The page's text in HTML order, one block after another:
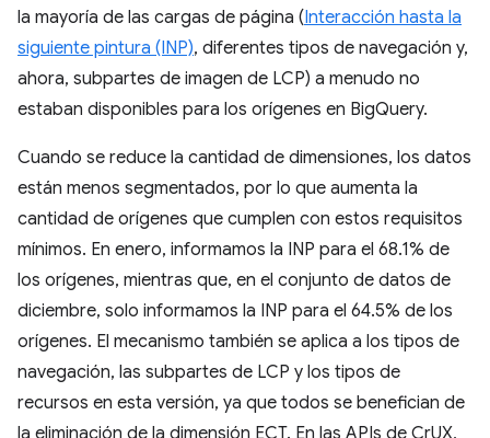
la mayoría de las cargas de página (Interacción hasta la
siguiente pintura (INP), diferentes tipos de navegación y,
ahora, subpartes de imagen de LCP) a menudo no
estaban disponibles para los orígenes en BigQuery.
Cuando se reduce la cantidad de dimensiones, los datos
están menos segmentados, por lo que aumenta la
cantidad de orígenes que cumplen con estos requisitos
mínimos. En enero, informamos la INP para el 68.1% de
los orígenes, mientras que, en el conjunto de datos de
diciembre, solo informamos la INP para el 64.5% de los
orígenes. El mecanismo también se aplica a los tipos de
navegación, las subpartes de LCP y los tipos de
recursos en esta versión, ya que todos se benefician de